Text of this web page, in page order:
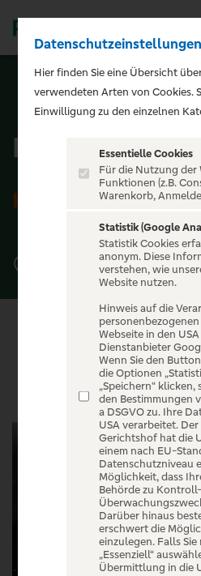
ZURÜCK ZUR STARTSEITE
Kulturzentrum
HANNOVER
Zur Bettfedernfabrik 3, 30451
Datenschutzeinstellungen
Hier finden Sie eine Übersicht
verwendeten Arten von Cookies.
Einwilligung zu den einzelnen
Essentielle Cookies
Für die Nutzung der
Funktionen (z.B.
Warenkorb,
Statistik (Google
Statistik Cookies
anonym. Diese
verstehen, wie
Website nutzen.
Hinweis auf die
Webseite in den
Dienstanbieter
Wenn Sie den
die Optionen
„Speichern“
den Bestimmungen
a DSGVO zu. Ihre
USA verarbeitet.
Gerichtshof hat die
einem nach EU-
Datenschutzniveau
Möglichkeit, dass
Behörde zu
Darüber hinaus
erschwert die
einzulegen. Falls
„Essenziell“
Übermittlung in die